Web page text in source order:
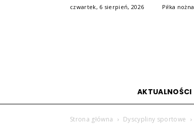
czwartek, 6 sierpień, 2026 Piłka nożna
AKTUALNOŚCI
Strona główna Dyscypliny sportowe